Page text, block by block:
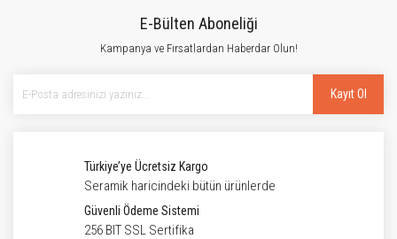
E-Bülten Aboneliği
Kampanya ve Fırsatlardan Haberdar Olun!
Kayıt Ol
Türkiye’ye Ücretsiz Kargo
Seramik haricindeki bütün ürünlerde
Güvenli Ödeme Sistemi
256 BIT SSL Sertifika